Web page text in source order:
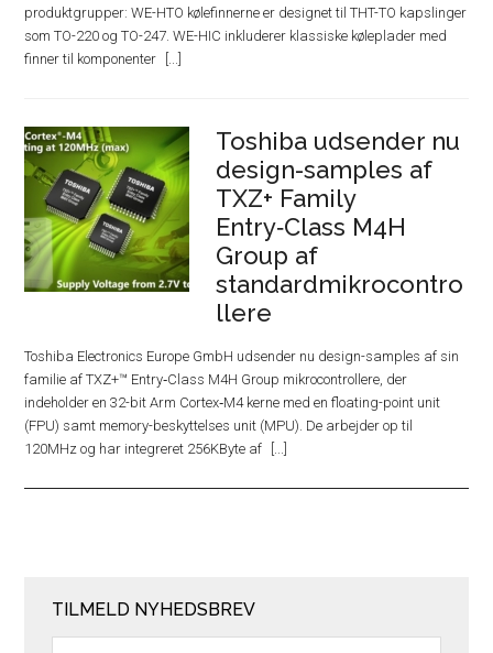
produktgrupper: WE-HTO kølefinnerne er designet til THT-TO kapslinger
som TO-220 og TO-247. WE-HIC inkluderer klassiske køleplader med
finner til komponenter
Toshiba udsender nu
design-samples af
TXZ+ Family
Entry‑Class M4H
Group af
standardmikrocontro
llere
Toshiba Electronics Europe GmbH udsender nu design-samples af sin
familie af TXZ+™ Entry‑Class M4H Group mikrocontrollere, der
indeholder en 32-bit Arm Cortex‑M4 kerne med en floating-point unit
(FPU) samt memory-beskyttelses unit (MPU). De arbejder op til
120MHz og har integreret 256KByte af
TILMELD NYHEDSBREV